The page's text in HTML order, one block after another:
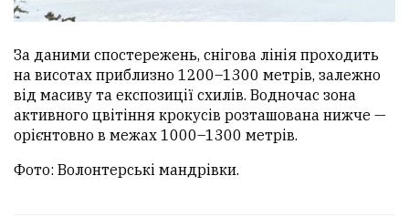
За даними спостережень, снігова лінія проходить
на висотах приблизно 1200–1300 метрів, залежно
від масиву та експозиції схилів. Водночас зона
активного цвітіння крокусів розташована нижче —
орієнтовно в межах 1000–1300 метрів.
Фото: Волонтерські мандрівки.